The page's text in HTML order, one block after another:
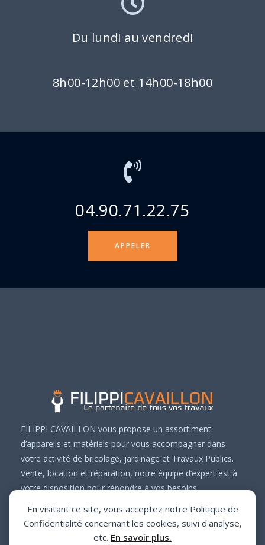
En visitant ce site, vous acceptez notre Politique de
Confidentialité concernant les cookies, suivi d'analyse,
etc. En savoir plus.
Du lundi au vendredi
8h00-12h00 et 14h00-18h00
04.90.71.22.75
APPELER
FILIPPI CAVAILLON vous propose un assortiment
d’appareils et matériels pour vous accompagner dans
votre activité de bricolage, jardinage et Travaux Publics.
Vente, location et réparation, notre équipe d’expert est à
votre disposition pour répondre à vos besoins.